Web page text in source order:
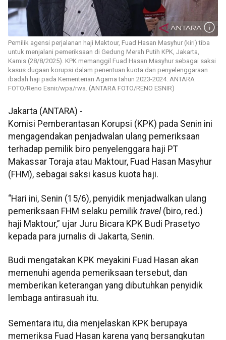
Pemilik agensi perjalanan haji Maktour, Fuad Hasan Masyhur (kiri) tiba
untuk menjalani pemeriksaan di Gedung Merah Putih KPK, Jakarta,
Kamis (28/8/2025). KPK memanggil Fuad Hasan Masyhur sebagai saksi
kasus dugaan korupsi dalam penentuan kuota dan penyelenggaraan
ibadah haji pada Kementerian Agama tahun 2023-2024. ANTARA
FOTO/Reno Esnir/wpa/rwa. (ANTARA FOTO/RENO ESNIR)
Jakarta (ANTARA) -
Komisi Pemberantasan Korupsi (KPK) pada Senin ini
mengagendakan penjadwalan ulang pemeriksaan
terhadap pemilik biro penyelenggara haji PT
Makassar Toraja atau Maktour, Fuad Hasan Masyhur
(FHM), sebagai saksi kasus kuota haji.
“Hari ini, Senin (15/6), penyidik menjadwalkan ulang
pemeriksaan FHM selaku pemilik travel(biro, red.)
haji Maktour,” ujar Juru Bicara KPK Budi Prasetyo
kepada para jurnalis di Jakarta, Senin.
Budi mengatakan KPK meyakini Fuad Hasan akan
memenuhi agenda pemeriksaan tersebut, dan
memberikan keterangan yang dibutuhkan penyidik
lembaga antirasuah itu.
Sementara itu, dia menjelaskan KPK berupaya
memeriksa Fuad Hasan karena yang bersangkutan